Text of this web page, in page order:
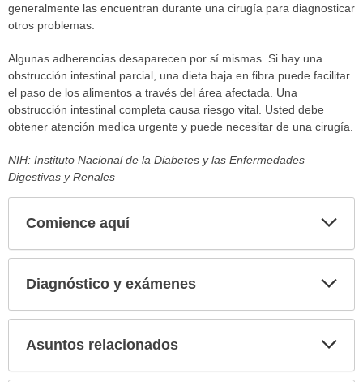
generalmente las encuentran durante una cirugía para diagnosticar
otros problemas.
Algunas adherencias desaparecen por sí mismas. Si hay una
obstrucción intestinal parcial, una dieta baja en fibra puede facilitar
el paso de los alimentos a través del área afectada. Una
obstrucción intestinal completa causa riesgo vital. Usted debe
obtener atención medica urgente y puede necesitar de una cirugía.
NIH: Instituto Nacional de la Diabetes y las Enfermedades
Digestivas y Renales
Comience aquí
Diagnóstico y exámenes
Asuntos relacionados